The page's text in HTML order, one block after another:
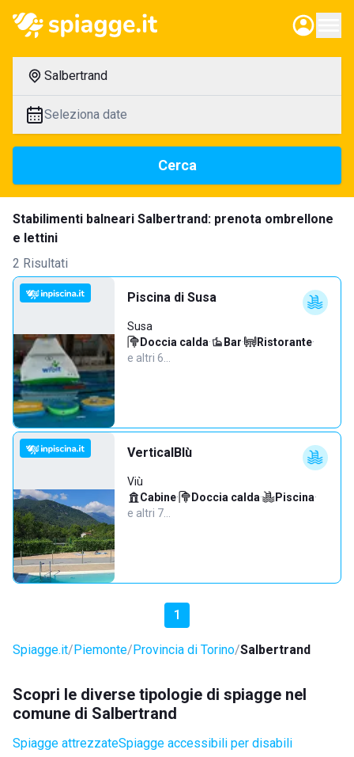
Salbertrand
Seleziona date
Cerca
Stabilimenti balneari Salbertrand: prenota ombrellone
e lettini
2 Risultati
Piscina di Susa
Susa
Doccia calda· Bar· Ristorante·
e altri 6…
VerticalBlù
Viù
Cabine· Doccia calda· Piscina·
e altri 7…
1
Spiagge.it Piemonte Provincia di Torino Salbertrand
Scopri le diverse tipologie di spiagge nel
comune di Salbertrand
Spiagge attrezzateSpiagge accessibili per disabili